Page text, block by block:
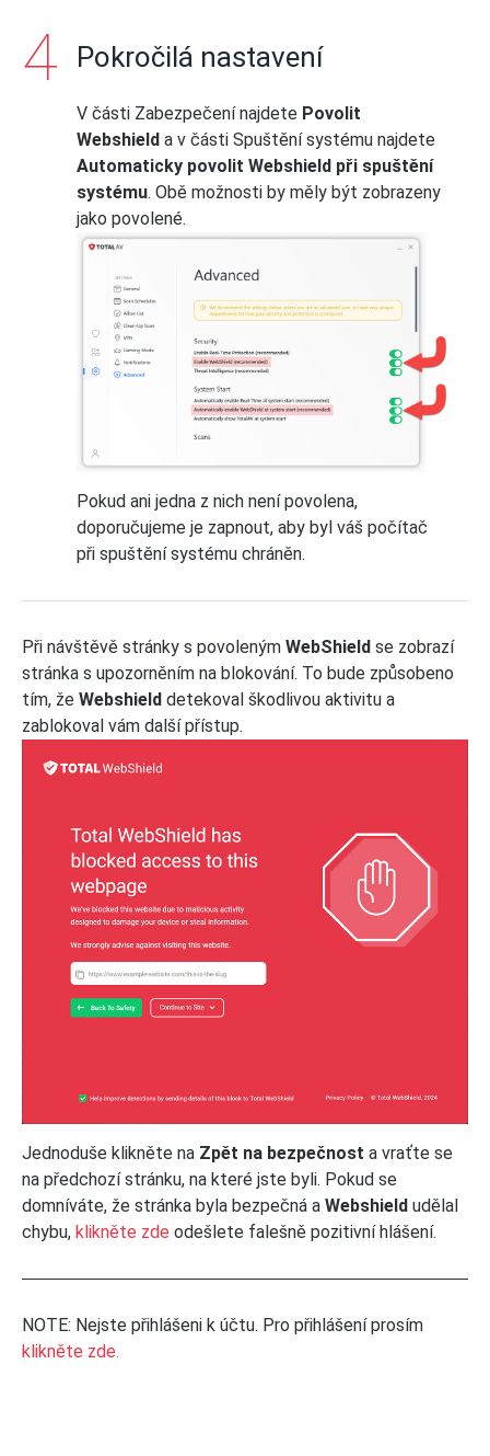
Pokročilá nastavení
V části Zabezpečení najdete Povolit
Webshield a v části Spuštění systému najdete
Automaticky povolit Webshield při spuštění
systému. Obě možnosti by měly být zobrazeny
jako povolené.
Pokud ani jedna z nich není povolena,
doporučujeme je zapnout, aby byl váš počítač
při spuštění systému chráněn.
Při návštěvě stránky s povoleným WebShield se zobrazí
stránka s upozorněním na blokování. To bude způsobeno
tím, že Webshield detekoval škodlivou aktivitu a
zablokoval vám další přístup.
Jednoduše klikněte na Zpět na bezpečnost a vraťte se
na předchozí stránku, na které jste byli. Pokud se
domníváte, že stránka byla bezpečná a Webshield udělal
chybu, klikněte zde odešlete falešně pozitivní hlášení.
NOTE: Nejste přihlášeni k účtu. Pro přihlášení prosím
klikněte zde.